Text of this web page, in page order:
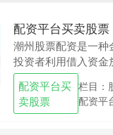
潮州股票配资是一
投资者利用借入资金
益。通过配资，投资
模，从而提高潜在
门户，投资者可以....
配资平台买
卖股票
栏目：
配资平